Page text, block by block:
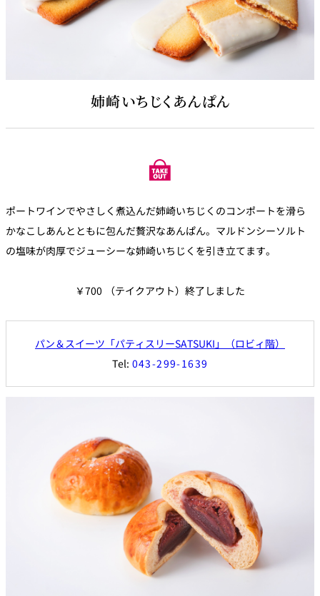
姉崎いちじくあんぱん
ポートワインでやさしく煮込んだ姉崎いちじくのコンポートを滑ら
かなこしあんとともに包んだ贅沢なあんぱん。マルドンシーソルト
の塩味が肉厚でジューシーな姉崎いちじくを引き立てます。
￥700 （テイクアウト）終了しました
パン＆スイーツ「パティスリーSATSUKI」（ロビィ階）
Tel: 043-299-1639